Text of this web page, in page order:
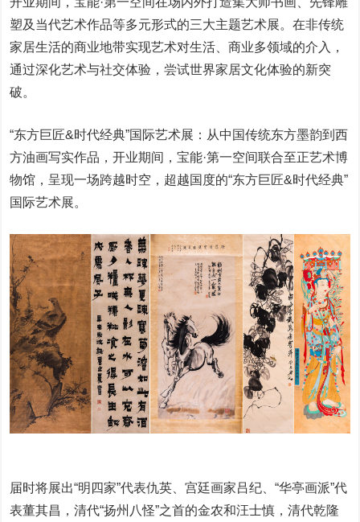
塑及当代艺术作品等多元形式的三大主题艺术展。在非传统
家居生活的商业地带实现艺术对生活、商业多领域的介入，
通过深化艺术与社交体验，尝试世界家居文化体验的新突
破。
“东方巨匠&时代经典”国际艺术展：从中国传统东方墨韵到西
方油画写实作品，开业期间，宝能·第一空间联合至正艺术博
物馆，呈现一场跨越时空，超越国度的“东方巨匠&时代经典”
国际艺术展。
届时将展出“明四家”代表仇英、宫廷画家吕纪、“华亭画派”代
表董其昌，清代“扬州八怪”之首的金农和汪士慎，清代乾隆